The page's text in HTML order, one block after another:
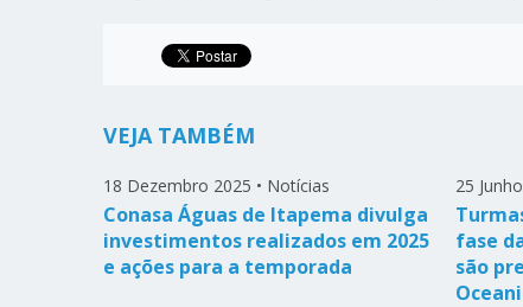
VEJA TAMBÉM
18 Dezembro 2025 • Notícias
Conasa Águas de Itapema divulga
investimentos realizados em 2025
e ações para a temporada
25
fase
são